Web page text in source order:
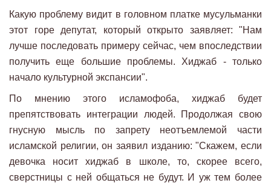
Какую проблему видит в головном платке мусульманки
этот горе депутат, который открыто заявляет: "Нам
лучше последовать примеру сейчас, чем впоследствии
получить еще большие проблемы. Хиджаб - только
начало культурной экспансии".
По мнению этого исламофоба, хиджаб будет
препятствовать интеграции людей. Продолжая свою
гнусную мысль по запрету неотъемлемой части
исламской религии, он заявил изданию: "Скажем, если
девочка носит хиджаб в школе, то, скорее всего,
сверстницы с ней общаться не будут. И уж тем более